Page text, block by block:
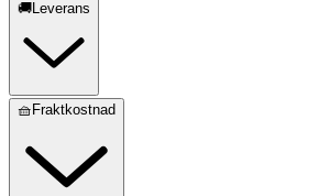
🚚Leverans
🧺Fraktkostnad